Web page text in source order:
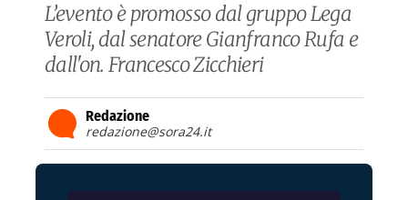
L’evento è promosso dal gruppo Lega
Veroli, dal senatore Gianfranco Rufa e
dall'on. Francesco Zicchieri
Redazione
redazione@sora24.it